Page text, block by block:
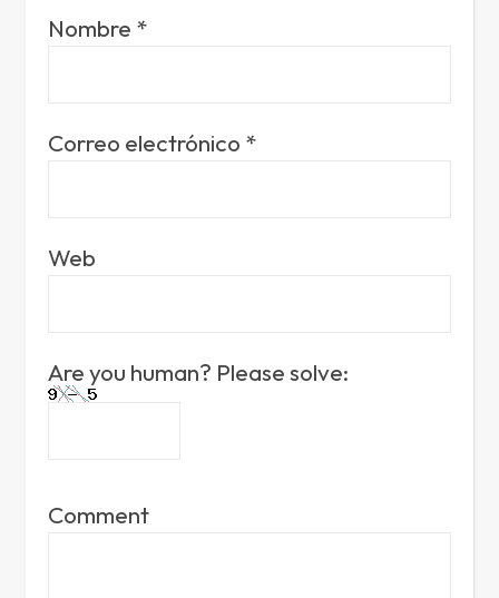
Nombre *
Correo electrónico *
Web
Are you human? Please solve:
Comment